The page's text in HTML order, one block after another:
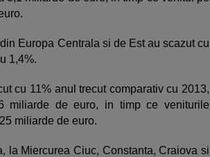
Europa Centrala si de Est au scazut cu
1,4%.
cu 11% anul trecut comparativ cu 2013,
miliarde de euro, in timp ce veniturile
miliarde de euro.
la Miercurea Ciuc, Constanta, Craiova si